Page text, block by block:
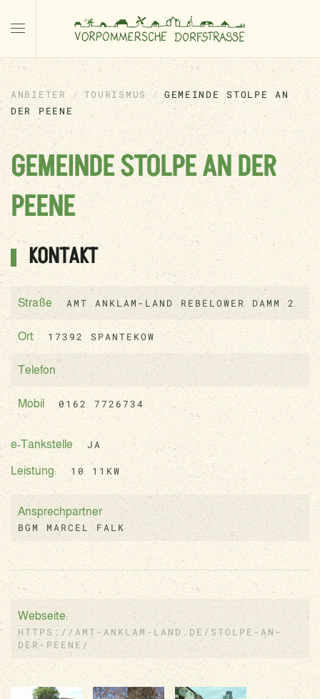
ANBIETER TOURISMUS
GEMEINDE STOLPE AN
DER PEENE
GEMEINDE STOLPE AN DER
PEENE
KONTAKT
Straße AMT ANKLAM-LAND REBELOWER DAMM 2
Ort 17392 SPANTEKOW
Telefon
Mobil 0162 7726734
e-Tankstelle JA
Leistung: 10 11KW
Ansprechpartner
BGM MARCEL FALK
Webseite:
HTTPS://AMT-ANKLAM-LAND.DE/STOLPE-AN-
DER-PEENE/